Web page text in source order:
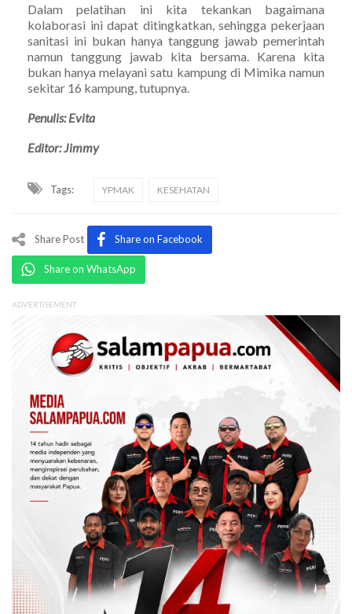
Dalam pelatihan ini kita tekankan bagaimana
kolaborasi ini dapat ditingkatkan, sehingga pekerjaan
sanitasi ini bukan hanya tanggung jawab pemerintah
namun tanggung jawab kita bersama. Karena kita
bukan hanya melayani satu kampung di Mimika namun
sekitar 16 kampung, tutupnya.
Penulis: Evita
Editor: Jimmy
Tags: YPMAK KESEHATAN
Share Post Share on Facebook
Share on WhatsApp
ADVERTISEMENT